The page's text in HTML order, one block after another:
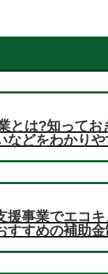
とは?知って
などをわかり
援事業でエコ
すすめの補助